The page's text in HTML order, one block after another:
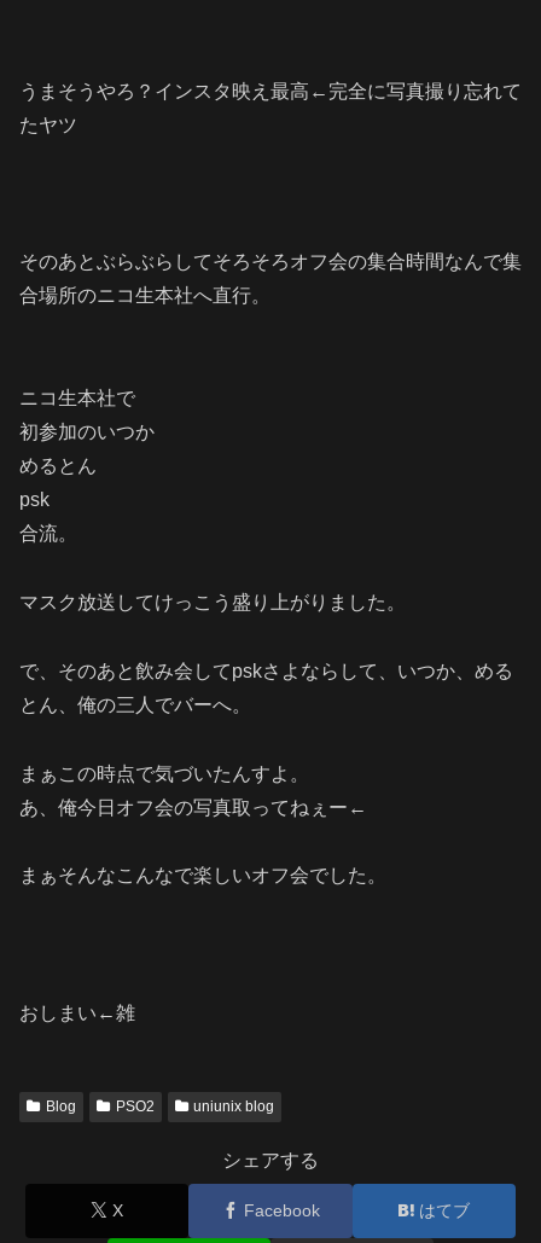
うまそうやろ？インスタ映え最高←完全に写真撮り忘れて
たヤツ
そのあとぶらぶらしてそろそろオフ会の集合時間なんで集
合場所のニコ生本社へ直行。
ニコ生本社で
初参加のいつか
めるとん
psk
合流。
マスク放送してけっこう盛り上がりました。
で、そのあと飲み会してpskさよならして、いつか、める
とん、俺の三人でバーへ。
まぁこの時点で気づいたんすよ。
あ、俺今日オフ会の写真取ってねぇー←
まぁそんなこんなで楽しいオフ会でした。
おしまい←雑
Blog PSO2 uniunix blog
シェアする
X Facebook はてブ